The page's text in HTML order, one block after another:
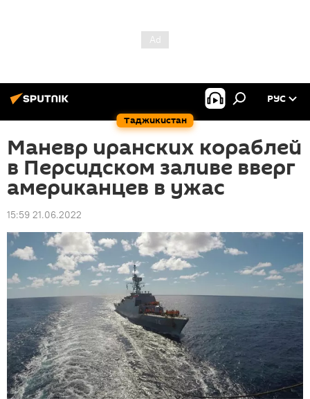
Таджикистан
РУС
Маневр иранских кораблей
в Персидском заливе вверг
американцев в ужас
15:59 21.06.2022